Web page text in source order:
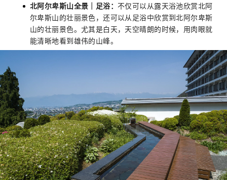
北阿尔卑斯山全景｜足浴： 不仅可以从露天浴池欣赏北阿
尔卑斯山的壮丽景色，还可以从足浴中欣赏到北阿尔卑斯
山的壮丽景色。尤其是白天，天空晴朗的时候，用肉眼就
能清晰地看到雄伟的山峰。